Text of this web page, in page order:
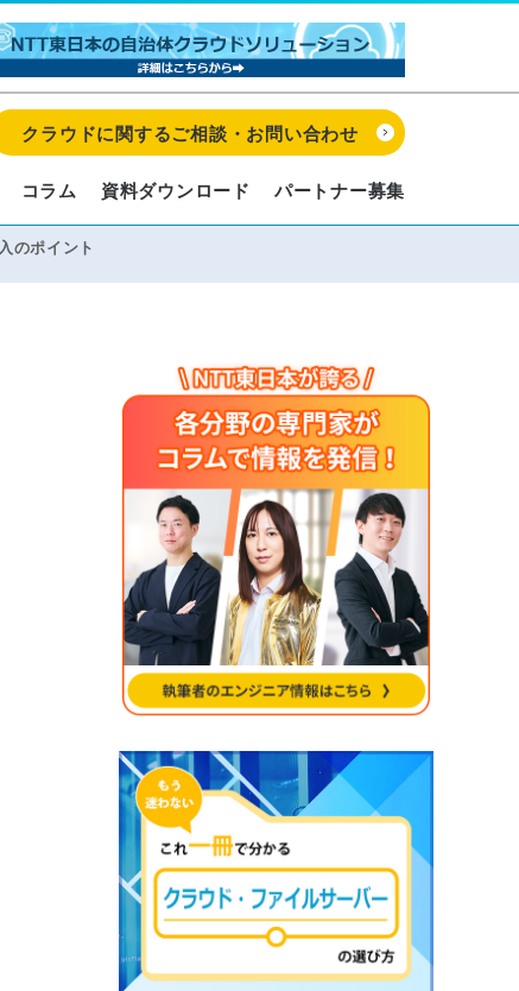
コラム 資料ダウンロード パートナー募集
クラウドに関するご相談・お問い合わせ
のポイント